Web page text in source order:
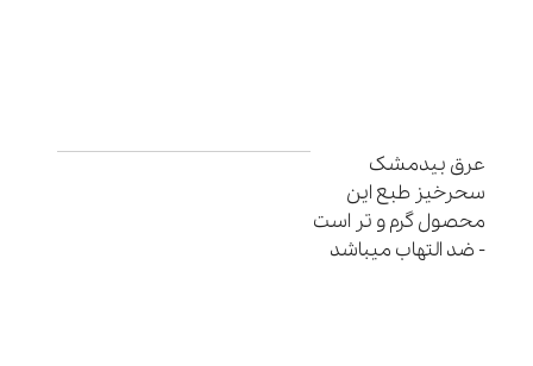
عرق بیدمشک
سحرخیز طبع این
محصول گرم و تر است
- ضد التهاب میباشد